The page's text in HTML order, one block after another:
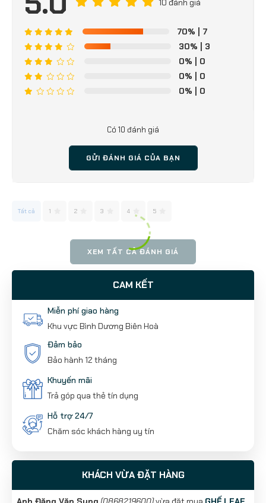
✅Giá trị sử dụng lâu dài , bảo hành chính hãng
📌 Bạn đang tìm kiếm một mẫu ghế vừa đẹp vừa
bền? Ghế LEAF chính là lựa chọn hoàn hảo!
📞 Liên hệ ngay để nhận tư vấn và ưu đãi hấp dẫn!
10 đánh giá
70% | 7
30% | 3
0% | 0
0% | 0
0% | 0
Có 10 đánh giá
GỬI ĐÁNH GIÁ CỦA BẠN
Tất cả 1 2 3 4 5
XEM TẤT CẢ ĐÁNH GIÁ
CAM KẾT
Miễn phí giao hàng
Khu vực Bình Dương Biên Hoà
Đảm bảo
Bảo hành 12 tháng
Khuyến mãi
Trả góp qua thẻ tín dụng
Hỗ trợ 24/7
Chăm sóc khách hàng uy tín
KHÁCH VỪA ĐẶT HÀNG